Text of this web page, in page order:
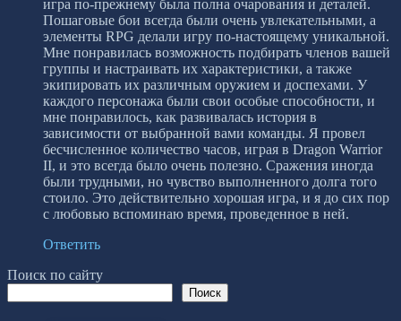
игра по-прежнему была полна очарования и деталей.
Пошаговые бои всегда были очень увлекательными, а
элементы RPG делали игру по-настоящему уникальной.
Мне понравилась возможность подбирать членов вашей
группы и настраивать их характеристики, а также
экипировать их различным оружием и доспехами. У
каждого персонажа были свои особые способности, и
мне понравилось, как развивалась история в
зависимости от выбранной вами команды. Я провел
бесчисленное количество часов, играя в Dragon Warrior
II, и это всегда было очень полезно. Сражения иногда
были трудными, но чувство выполненного долга того
стоило. Это действительно хорошая игра, и я до сих пор
с любовью вспоминаю время, проведенное в ней.
Ответить
Поиск по сайту
Поиск